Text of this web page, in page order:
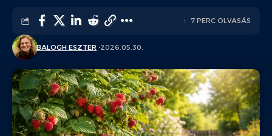
BALOGH ESZTER 2026.05.30.
7 PERC OLVASÁS